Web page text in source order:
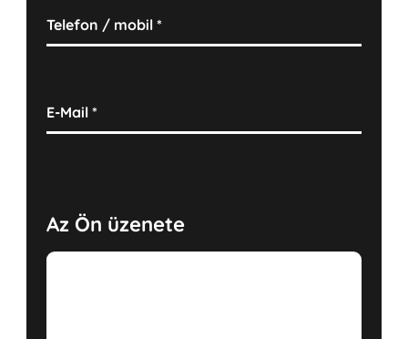
Telefon / mobil*
E-Mail*
Az Ön üzenete